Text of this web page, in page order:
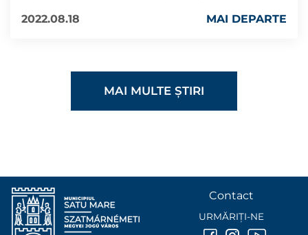
2022.08.18
MAI DEPARTE
MAI MULTE ȘTIRI
Contact
URMĂRIȚI-NE